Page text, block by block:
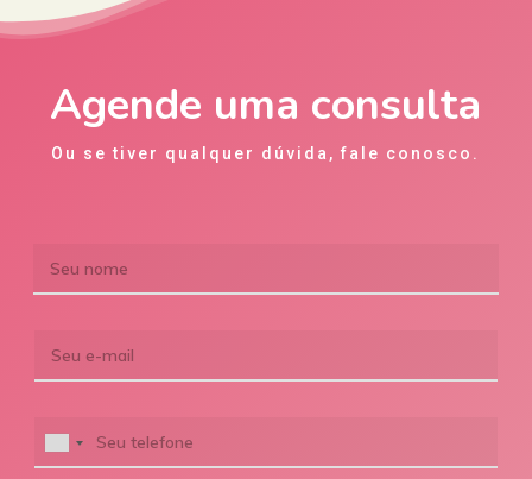
Agende uma consulta
Ou se tiver qualquer dúvida, fale conosco.